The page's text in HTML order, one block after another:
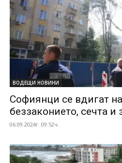
ВОДЕЩИ НОВИНИ
Софиянци се вдигат
беззаконието, сечта и
06.09.2024г. 09:52ч.